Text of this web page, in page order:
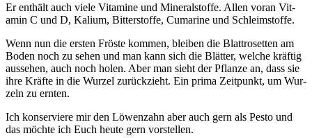
Er ent­hält auch vie­le Vit­ami­ne und Mine­ral­stof­fe. Allen vor­an Vit­
amin C und D, Kali­um, Bit­ter­stof­fe, Cuma­ri­ne und Schleimstoffe.
Wenn nun die ers­ten Frös­te kom­men, blei­ben die Blatt­ro­set­ten am
Boden noch zu sehen und man kann sich die Blät­ter, wel­che kräf­tig
aus­se­hen, auch noch holen. Aber man sieht der Pflan­ze an, dass sie
ihre Kräf­te in die Wur­zel zurück­zieht. Ein pri­ma Zeit­punkt, um Wur­
zeln zu ernten.
Ich kon­ser­vie­re mir den Löwen­zahn aber auch gern als Pes­to und
das möch­te ich Euch heu­te gern vorstellen.